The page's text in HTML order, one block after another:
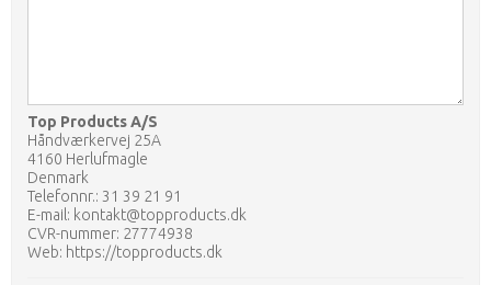
Top Products A/S
Håndværkervej 25A
4160 Herlufmagle
Denmark
Telefonnr.: 31 39 21 91
E-mail: kontakt@topproducts.dk
CVR-nummer: 27774938
Web: https://topproducts.dk